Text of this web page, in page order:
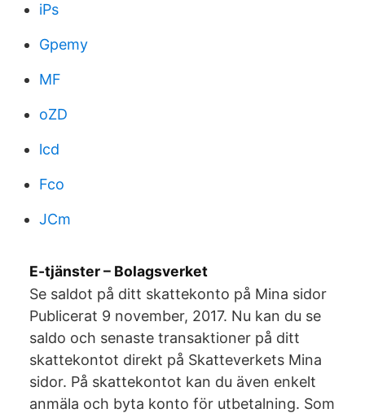
iPs
Gpemy
MF
oZD
lcd
Fco
JCm
E-tjänster – Bolagsverket
Se saldot på ditt skattekonto på Mina sidor
Publicerat 9 november, 2017. Nu kan du se
saldo och senaste transaktioner på ditt
skattekontot direkt på Skatteverkets Mina
sidor. På skattekontot kan du även enkelt
anmäla och byta konto för utbetalning. Som